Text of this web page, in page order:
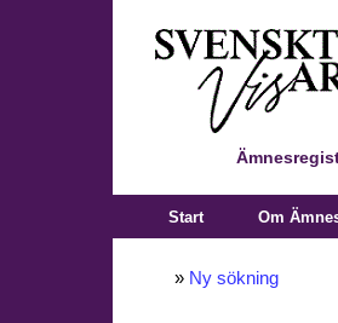
Start Om
» Ny sökning